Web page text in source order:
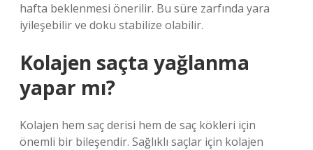
hafta beklenmesi önerilir. Bu süre zarfında yara
iyileşebilir ve doku stabilize olabilir.
Kolajen saçta yağlanma
yapar mı?
Kolajen hem saç derisi hem de saç kökleri için
önemli bir bileşendir. Sağlıklı saçlar için kolajen